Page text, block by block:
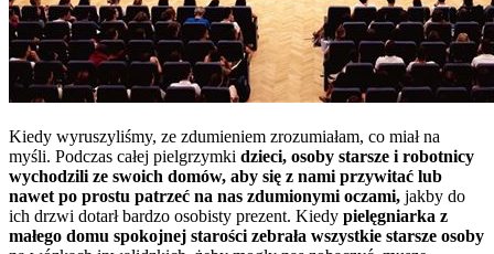
Kiedy wyruszyliśmy, ze zdumieniem zrozumiałam, co miał na
myśli. Podczas całej pielgrzymki dzieci, osoby starsze i robotnicy
wychodzili ze swoich domów, aby się z nami przywitać lub
nawet po prostu patrzeć na nas zdumionymi oczami, jakby do
ich drzwi dotarł bardzo osobisty prezent. Kiedy pielęgniarka z
małego domu spokojnej starości zebrała wszystkie starsze osoby